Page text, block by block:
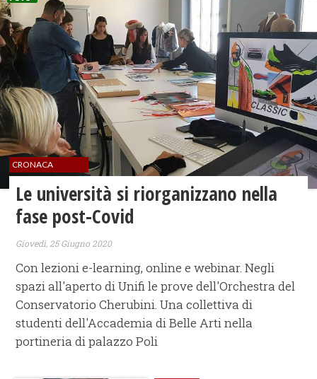
CRONACA
Le università si riorganizzano nella
fase post-Covid
Giovedì, 25 Giugno 2020
Con lezioni e-learning, online e webinar. Negli
spazi all'aperto di Unifi le prove dell'Orchestra del
Conservatorio Cherubini. Una collettiva di
studenti dell'Accademia di Belle Arti nella
portineria di palazzo Poli